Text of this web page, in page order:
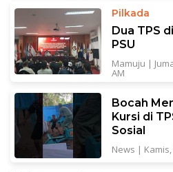
Pilkada
Dua TPS
PSU
Mamuju |
AM
Bocah
Kursi di
Sosial
News |